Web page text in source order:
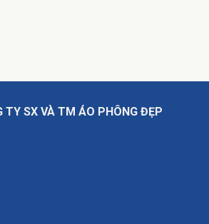
TY SX VÀ TM ÁO PHÔNG ĐẸP